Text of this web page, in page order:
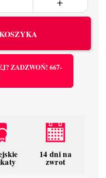
ZADZWOŃ! 667-
14 dni na
zwrot